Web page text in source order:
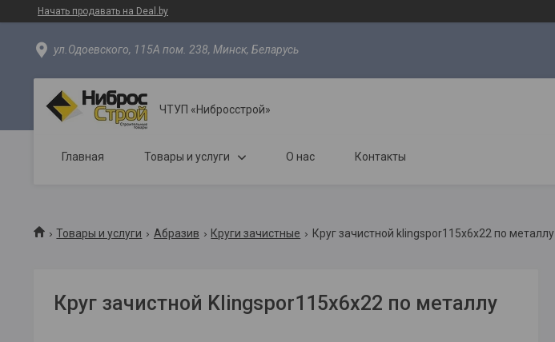
Начать продавать на Deal.by
ул.Одоевского, 115А пом. 238, Минск, Беларусь
ЧТУП «Нибросстрой»
Главная Товары и услуги О нас Контакты
Товары и услуги Абразив Круги зачистные Круг зачистной klingspor115х6х22 по металлу
Круг зачистной Klingspor115х6х22 по металлу